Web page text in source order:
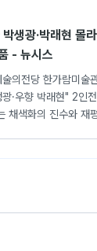
생광·박래현 몰
- 뉴시스
의전당 한가람미술
·우향 박래현" 2인
채색화의 진수와 재